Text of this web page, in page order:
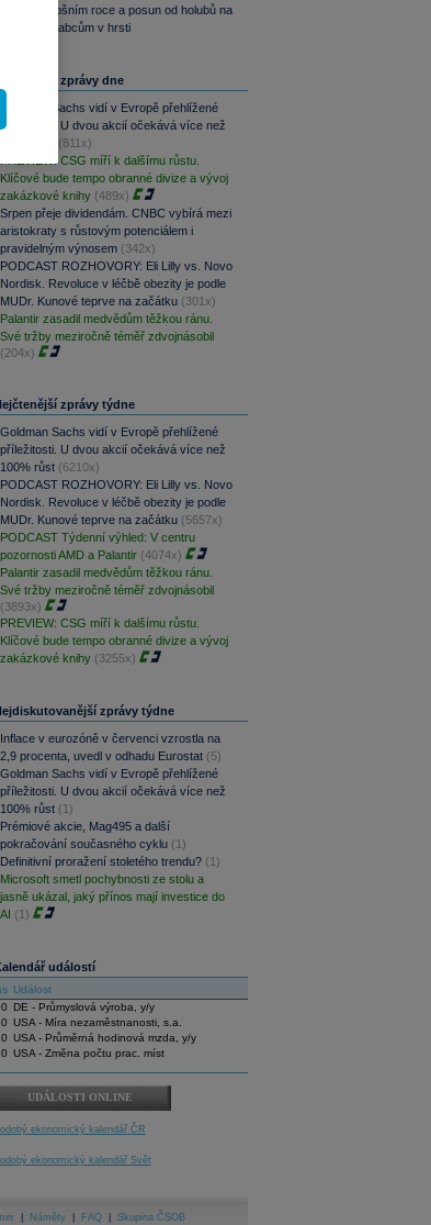
Zisky v letošním roce a posun od holubů na
střeše k vrabcům v hrsti
Nejčtenější zprávy dne
Goldman Sachs vidí v Evropě přehlížené
příležitosti. U dvou akcií očekává více než
(811x)
PREVIEW: CSG míří k dalšímu růstu.
Klíčové bude tempo obranné divize a vývoj
zakázkové knihy (489x)
Srpen přeje dividendám. CNBC vybírá mezi
aristokraty s růstovým potenciálem i
pravidelným výnosem (342x)
PODCAST ROZHOVORY: Eli Lilly vs. Novo
Nordisk. Revoluce v léčbě obezity je podle
MUDr. Kunové teprve na začátku (301x)
Palantir zasadil medvědům těžkou ránu.
Své tržby meziročně téměř zdvojnásobil
(204x)
zprávy týdne
Goldman Sachs vidí v Evropě přehlížené
příležitosti. U dvou akcií očekává více než
100% růst (6210x)
PODCAST ROZHOVORY: Eli Lilly vs. Novo
Nordisk. Revoluce v léčbě obezity je podle
MUDr. Kunové teprve na začátku (5657x)
PODCAST Týdenní výhled: V centru
pozornosti AMD a Palantir (4074x)
Palantir zasadil medvědům těžkou ránu.
Své tržby meziročně téměř zdvojnásobil
(3893x)
PREVIEW: CSG míří k dalšímu růstu.
Klíčové bude tempo obranné divize a vývoj
zakázkové knihy (3255x)
zprávy týdne
Inflace v eurozóně v červenci vzrostla na
2,9 procenta, uvedl v odhadu Eurostat (5)
Goldman Sachs vidí v Evropě přehlížené
příležitosti. U dvou akcií očekává více než
100% růst (1)
Prémiové akcie, Mag495 a další
pokračování současného cyklu (1)
Definitivní proražení stoletého trendu? (1)
Microsoft smetl pochybnosti ze stolu a
jasně ukázal, jaký přínos mají investice do
AI (1)
událostí
Událost
DE - Průmyslová výroba, y/y
USA - Míra nezaměstnanosti, s.a.
USA - Průměrná hodinová mzda, y/y
USA - Změna počtu prac. míst
UDÁLOSTI ONLINE
ekonomický kalendář ČR
ekonomický kalendář Svět
Náměty FAQ Skupina ČSOB